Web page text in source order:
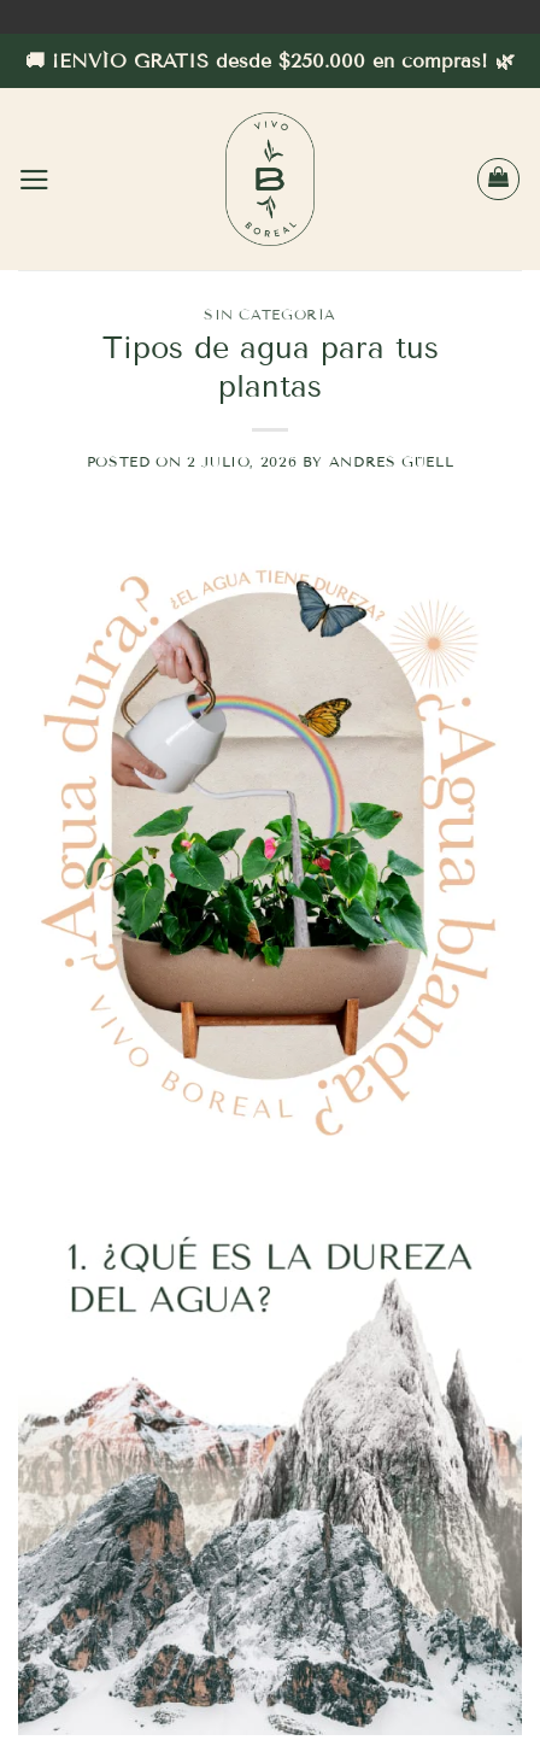
contenido
🚚 ¡ENVÍO GRATIS desde $250.000 en compras! 🌿
SIN CATEGORÍA
Tipos de agua para tus
plantas
POSTED ON2 JULIO, 2026 BY ANDRES GÜELL